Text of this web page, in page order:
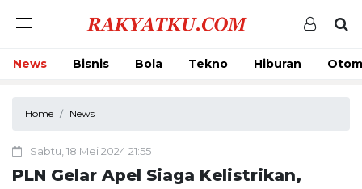
News Bisnis Bola Tekno Hiburan
Home News
Sabtu, 18 Mei 2024 21:55
PLN Gelar Apel Siaga Kelistrikan,